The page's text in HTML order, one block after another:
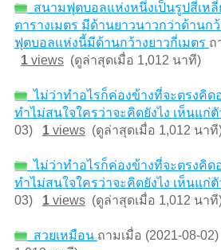
สนามฟุตบอลแห่งหนึ่งเป็นรูปสี่เห
ตารางเมตร มีด้านยาวนาวกว่าด้านก
ฟุตบอลแห่งนี้มีด้านกว้างยาวกี่เมตร ถ
1views(ดูล่าสุดเมื่อ 1,012 นาที)
ไม่ว่าทำอไรก็ค่องข้างที่จะตรงคิด
ทำไม่สนใจใครว่าจะคิดยังไง เห็นแก่ตั
03) 1views(ดูล่าสุดเมื่อ 1,012 นาที
ไม่ว่าทำอไรก็ค่องข้างที่จะตรงคิด
ทำไม่สนใจใครว่าจะคิดยังไง เห็นแก่ตั
03) 1views(ดูล่าสุดเมื่อ 1,012 นาที
สวยเหมือน ถามเมื่อ (2021-08-02)